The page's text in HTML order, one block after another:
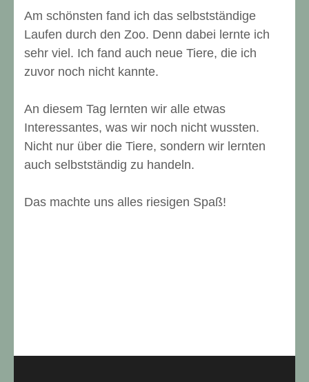
Am schönsten fand ich das selbstständige
Laufen durch den Zoo. Denn dabei lernte ich
sehr viel. Ich fand auch neue Tiere, die ich
zuvor noch nicht kannte.
An diesem Tag lernten wir alle etwas
Interessantes, was wir noch nicht wussten.
Nicht nur über die Tiere, sondern wir lernten
auch selbstständig zu handeln.
Das machte uns alles riesigen Spaß!